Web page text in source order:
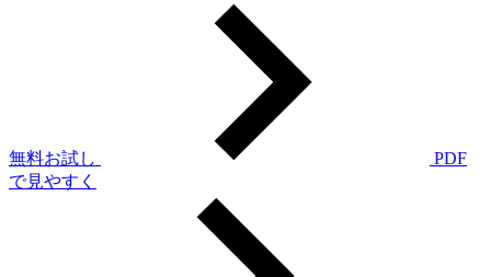
無料お試し
PDF
で見やすく